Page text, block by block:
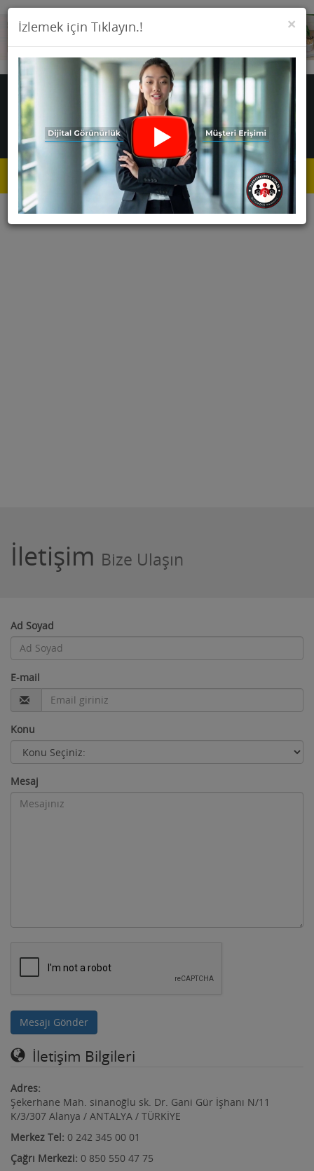
Toggle
×
İzlemek için Tıklayın.!
İletişim Bize Ulaşın
Ad Soyad
E-mail
Konu
Mesaj
Mesajı Gönder
İletişim Bilgileri
Adres:
Şekerhane Mah. sinanoğlu sk. Dr. Gani Gür İşhanı N/11
K/3/307 Alanya / ANTALYA / TÜRKİYE
Merkez Tel: 0 242 345 00 01
Çağrı Merkezi: 0 850 550 47 75